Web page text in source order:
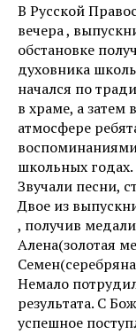
В Русской
вечера ,
обстановке
духовника
начался по
в храме, а затем
атмосфере
школьных годах.
Звучали песни,
Двое из
, получив
Алена(золотая
Немало
результата. С
успешное